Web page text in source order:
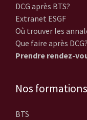
DCG après BTS?
Extranet ESGF
Où trouver les
Que faire après DCG?
Prendre rendez-
Nos formations
BTS